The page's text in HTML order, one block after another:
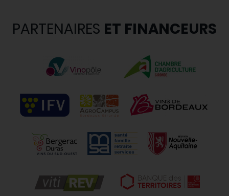
PARTENAIRES ET FINANCEURS